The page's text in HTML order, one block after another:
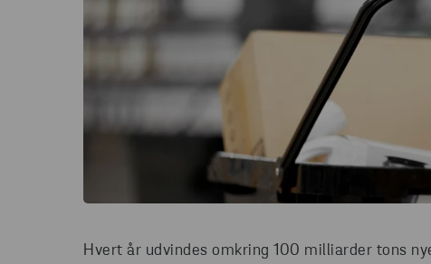
Hvert år udvindes omkring 100 milliarder tons